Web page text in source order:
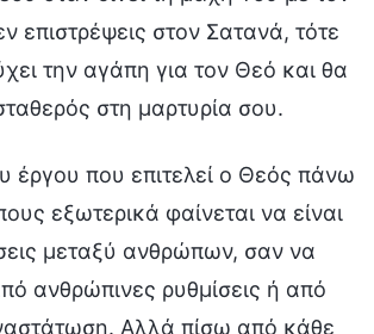
επιστρέψεις στον Σατανά, τότε
την αγάπη για τον Θεό και θα
στη μαρτυρία σου.
έργου που επιτελεί ο Θεός πάνω
εξωτερικά φαίνεται να είναι
μεταξύ ανθρώπων, σαν να
ανθρώπινες ρυθμίσεις ή από
Αλλά πίσω από κάθε